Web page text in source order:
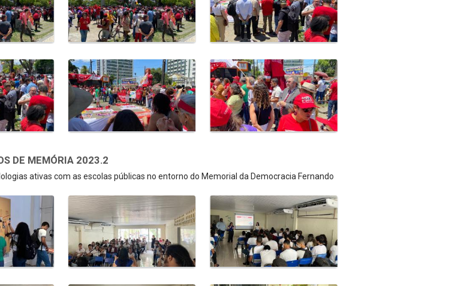
DE MEMÓRIA 2023.2
ativas com as escolas públicas no entorno do Memorial da Democracia Fernando